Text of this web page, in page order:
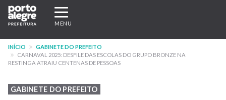
Pular
para
conteúdo
principal
Expandir/recolher
navegação
MENU
INÍCIO
GABINETE DO PREFEITO
CARNAVAL 2025: DESFILE DAS ESCOLAS DO GRUPO BRONZE NA
RESTINGA ATRAIU CENTENAS DE PESSOAS
GABINETE DO PREFEITO